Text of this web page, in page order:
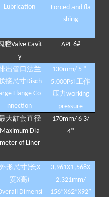
Lubrication
Forced and fla
shing
腔Valve Cavit
y
API-6#
出管口法兰
接尺寸Disch
Flange Co
nnection
130mm/ 5 ”
5,000Psi工作
压力working
pressure
大缸套直径
Maximum Dia
meter of Liner
170mm/ 6 3/
4”
形尺寸(长X
宽X高)
Dimensi
3,961X1,568X
2,321mm/
156”X62”X92”